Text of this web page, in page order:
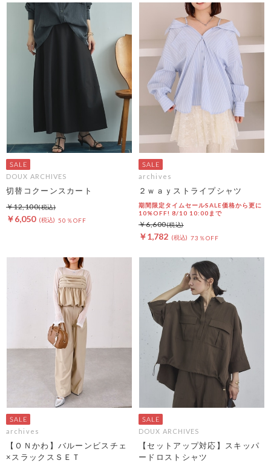
DOUX ARCHIVES
切替コクーンスカート
￥6,050 50％OFF
￥12,100
archives
２ｗａｙストライプシャツ
期間限定タイムセールSALE価格から更に
10%OFF! 8/10 10:00まで
￥1,782 73％OFF
￥6,600
archives
【ＯＮかわ】バルーンビスチェ
×スラックスＳＥＴ
DOUX ARCHIVES
【セットアップ対応】スキッパ
ードロストシャツ